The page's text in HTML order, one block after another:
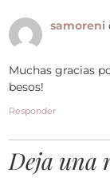
samoreni
Muchas gracias
besos!
Responder
Deja una